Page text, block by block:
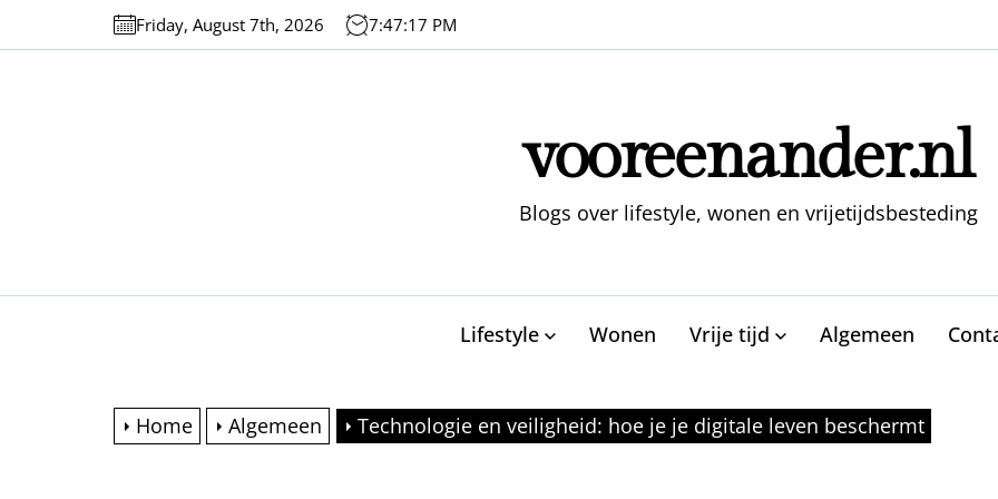
Friday, August 7th, 2026 7:47:18 PM
vooreenander.nl
Blogs over lifestyle, wonen en vrijetijdsbesteding
Lifestyle Wonen Vrije tijd Algemeen
Home Algemeen Technologie en veiligheid: hoe je je digitale leven beschermt